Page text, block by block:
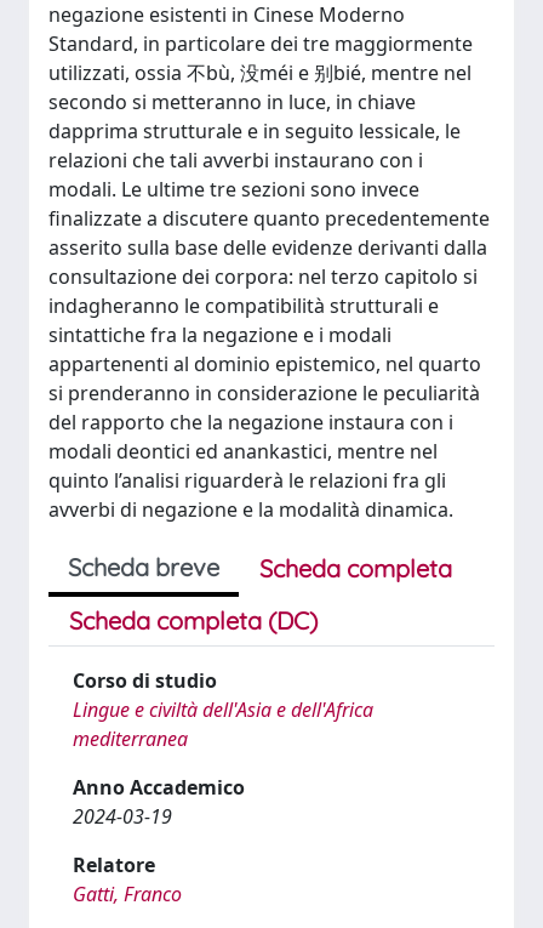
negazione esistenti in Cinese Moderno
Standard, in particolare dei tre maggiormente
utilizzati, ossia 不bù, 没méi e 别bié, mentre nel
secondo si metteranno in luce, in chiave
dapprima strutturale e in seguito lessicale, le
relazioni che tali avverbi instaurano con i
modali. Le ultime tre sezioni sono invece
finalizzate a discutere quanto precedentemente
asserito sulla base delle evidenze derivanti dalla
consultazione dei corpora: nel terzo capitolo si
indagheranno le compatibilità strutturali e
sintattiche fra la negazione e i modali
appartenenti al dominio epistemico, nel quarto
si prenderanno in considerazione le peculiarità
del rapporto che la negazione instaura con i
modali deontici ed anankastici, mentre nel
quinto l’analisi riguarderà le relazioni fra gli
avverbi di negazione e la modalità dinamica.
Scheda breve
Scheda completa
Scheda completa (DC)
Corso di studio
Lingue e civiltà dell'Asia e dell'Africa
mediterranea
Anno Accademico
2024-03-19
Relatore
Gatti, Franco